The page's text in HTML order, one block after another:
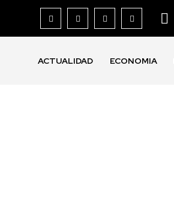
ACTUALIDAD ECONOMIA